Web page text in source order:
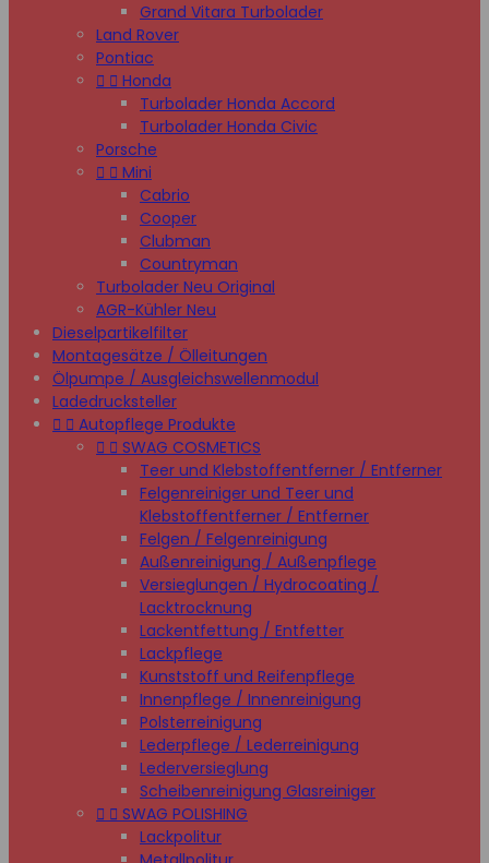
Grand Vitara Turbolader
Land Rover
Pontiac
  Honda
Turbolader Honda Accord
Turbolader Honda Civic
Porsche
  Mini
Cabrio
Cooper
Clubman
Countryman
Turbolader Neu Original
AGR-Kühler Neu
Dieselpartikelfilter
Montagesätze / Ölleitungen
Ölpumpe / Ausgleichswellenmodul
Ladedrucksteller
  Autopflege Produkte
  SWAG COSMETICS
Teer und Klebstoffentferner / Entferner
Felgenreiniger und Teer und
Klebstoffentferner / Entferner
Felgen / Felgenreinigung
Außenreinigung / Außenpflege
Versieglungen / Hydrocoating /
Lacktrocknung
Lackentfettung / Entfetter
Lackpflege
Kunststoff und Reifenpflege
Innenpflege / Innenreinigung
Polsterreinigung
Lederpflege / Lederreinigung
Lederversieglung
Scheibenreinigung Glasreiniger
  SWAG POLISHING
Lackpolitur